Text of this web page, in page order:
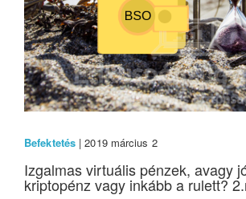
Befektetés | 2019 március 2
Izgalmas virtuális pénzek, avagy
kriptopénz vagy inkább a rulett?